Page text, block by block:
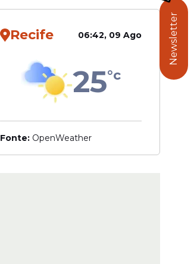
Recife 06:42, 09 Ago
25°c
Fonte: OpenWeather
Newsletter